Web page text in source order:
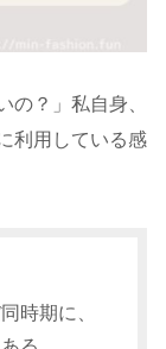
の？」私自身、
利用している感
時期に、